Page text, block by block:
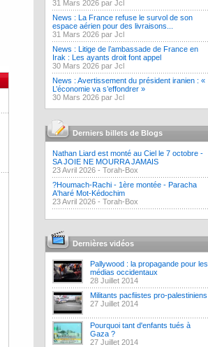
31 Mars 2026 par Jcl
News : La France refuse le survol de son
espace aérien pour des livraisons...
31 Mars 2026 par Jcl
News : Litige de l’ambassade de France en
Irak : Les ayants droit font appel
30 Mars 2026 par Jcl
News : Avertissement du président iranien : «
L’économie va s’effondrer »
30 Mars 2026 par Jcl
Derniers billets de Blogs
Nathan Liard est monté au Ciel le 7 octobre -
SA JOIE NE MOURRA JAMAIS
23 Avril 2026 - Torah-Box
?Houmach-Rachi - 1ère montée - Paracha
A'haré Mot-Kédochim
23 Avril 2026 - Torah-Box
Dernières vidéos
Pallywood : la propagande pour les
médias occidentaux
28 Juillet 2014
Militants pacfiistes pro-palestiniens
27 Juillet 2014
Pourquoi tant d'enfants tués à
Gaza ?
27 Juillet 2014